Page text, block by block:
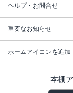
ヘルプ・お問合せ
重要なお知らせ
ホームアイコンを追加
本棚